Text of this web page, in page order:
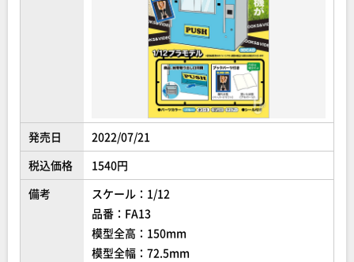
発売日
2022/07/21
税込価格
1540円
備考
スケール：1/12
品番：FA13
模型全高：150mm
模型全幅：72.5mm